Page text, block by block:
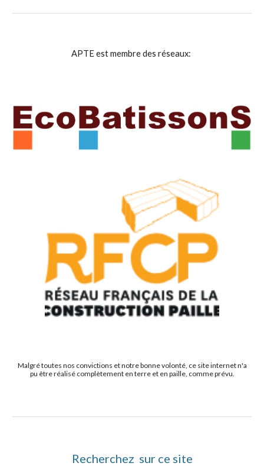
APTE est membre des réseaux:
Malgré toutes nos convictions et notre bonne volonté, ce site internet n'a
pu être réalisé complètement en terre et en paille, comme prévu.
Recherchez sur ce site